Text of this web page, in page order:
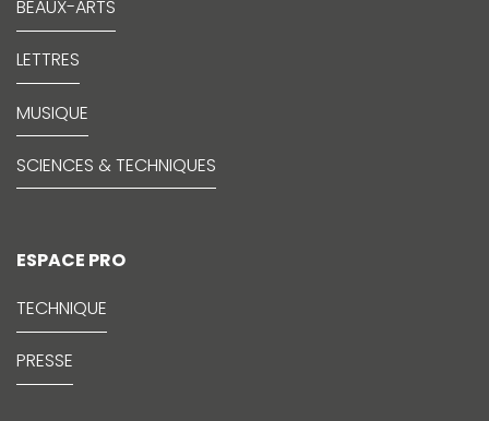
BEAUX-ARTS
LETTRES
MUSIQUE
SCIENCES & TECHNIQUES
ESPACE PRO
TECHNIQUE
PRESSE